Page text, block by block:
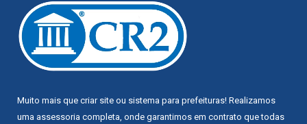
Muito mais que criar site ou sistema para prefeituras! Realizamos
uma assessoria completa, onde garantimos em contrato que todas